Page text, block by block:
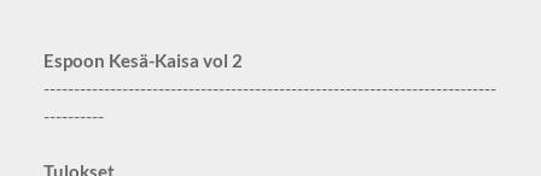
Espoon Kesä-Kaisa vol 2
---------------------------------------------------------------------------
----------
Tulokset